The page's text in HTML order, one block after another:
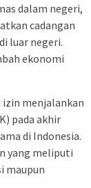
dalam negeri,
cadangan
luar negeri.
ekonomi
izin menjalankan
pada akhir
di Indonesia.
yang meliputi
maupun